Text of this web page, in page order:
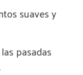
suaves y
pasadas